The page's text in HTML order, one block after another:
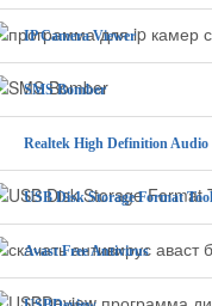
IP Camera Viewer
SMS Bomber
Realtek High Definition Audio
USB Disk Storage Format Tool
Avast Free Antivirus